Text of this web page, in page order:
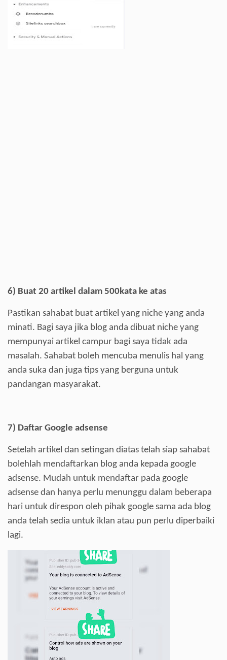
6) Buat 20 artikel dalam 500kata ke atas
Pastikan sahabat buat artikel yang niche yang anda
minati. Bagi saya jika blog anda dibuat niche yang
mempunyai artikel campur bagi saya tidak ada
masalah. Sahabat boleh mencuba menulis hal yang
anda suka dan juga tips yang berguna untuk
pandangan masyarakat.
7) Daftar Google adsense
Setelah artikel dan setingan diatas telah siap sahabat
bolehlah mendaftarkan blog anda kepada google
adsense. Mudah untuk mendaftar pada google
adsense dan hanya perlu menunggu dalam beberapa
hari untuk direspon oleh pihak google sama ada blog
anda telah sedia untuk iklan atau pun perlu diperbaiki
lagi.